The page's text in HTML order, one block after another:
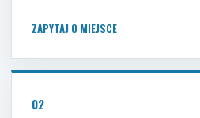
ZAPYTAJ O MIEJSCE
02